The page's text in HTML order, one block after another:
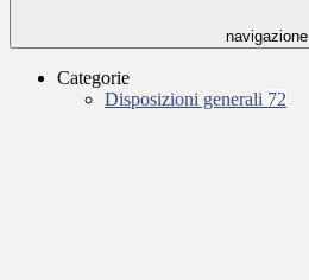
navigazione
Categorie
Disposizioni generali 72